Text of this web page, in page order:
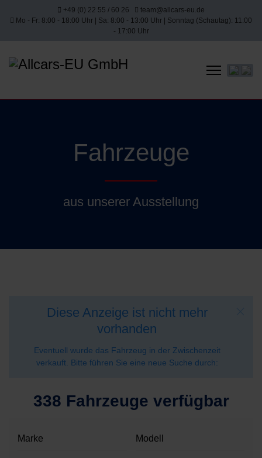
+49 (0) 22 55 / 60 26
team@allcars-eu.de
Mo - Fr: 8:00 - 18:00 Uhr | Sa: 8:00 - 13:00 Uhr | Sonntag (Schautag): 11:00
- 17:00 Uhr
Fahrzeuge
aus unserer Ausstellung
Diese Anzeige ist nicht mehr
vorhanden
Eventuell wurde das Fahrzeug in der Zwischenzeit
verkauft. Bitte führen Sie eine neue Suche durch:
338 Fahrzeuge verfügbar